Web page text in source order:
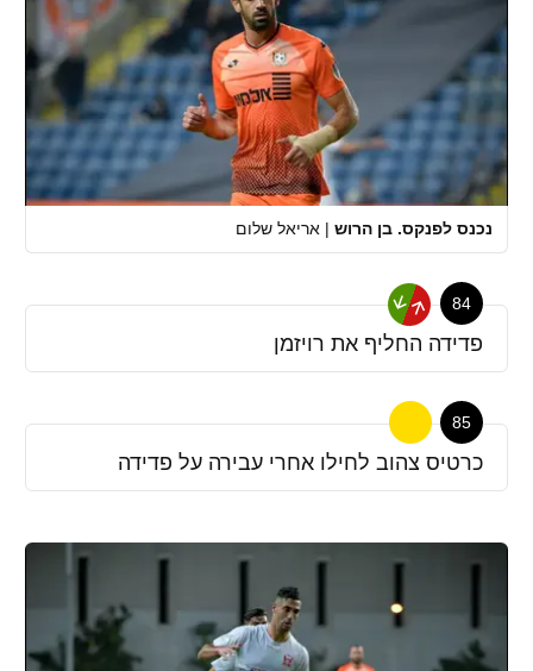
נכנס לפנקס. בן הרוש | אריאל שלום
84
פדידה החליף את רויזמן
85
כרטיס צהוב לחילו אחרי עבירה על פדידה